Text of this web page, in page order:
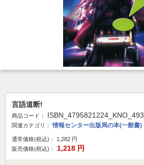
言語道断!
商品コード： ISBN_4795821224_KNO_493
関連カテゴリ： 情報センター出版局の本(一般書)
通常価格(税込)： 1,282 円
販売価格(税込)：
1,218 円